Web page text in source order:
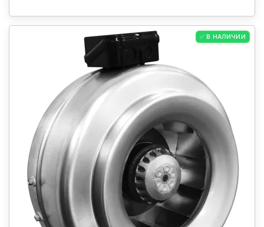
✅ В НАЛИЧИИ